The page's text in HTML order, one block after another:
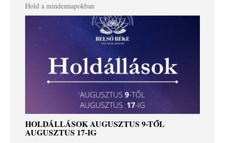
Hold a mindennapokban
HOLDÁLLÁSOK AUGUSZTUS 9-TŐL
AUGUSZTUS 17-IG